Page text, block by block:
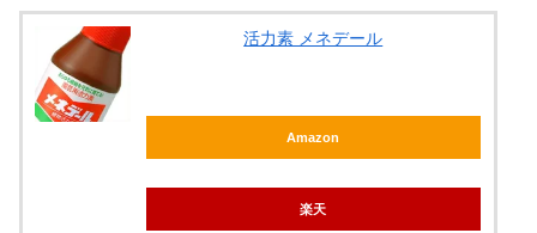
活力素 メネデール
Amazon
楽天
X